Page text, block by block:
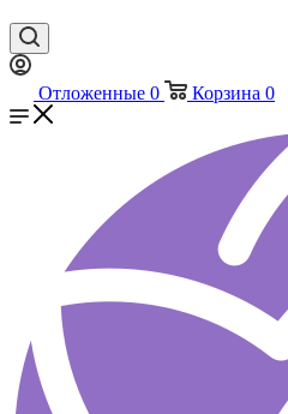
Отложенные 0 Корзина 0